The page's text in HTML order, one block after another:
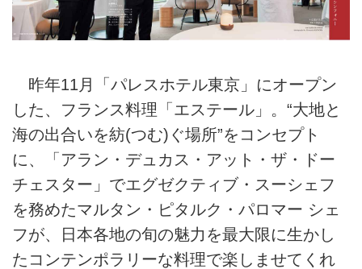
昨年11月「パレスホテル東京」にオープン
した、フランス料理「エステール」。“大地と
海の出合いを紡(つむ)ぐ場所”をコンセプト
に、「アラン・デュカス・アット・ザ・ドー
チェスター」でエグゼクティブ・スーシェフ
を務めたマルタン・ピタルク・パロマー シェ
フが、日本各地の旬の魅力を最大限に生かし
たコンテンポラリーな料理で楽しませてくれ